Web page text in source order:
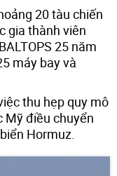
20 tàu chiến
gia thành viên
25 năm
máy bay và
thu hẹp quy mô
Mỹ điều chuyển
Hormuz.